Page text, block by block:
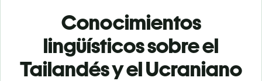
Conocimientos
lingüísticos sobre el
Tailandés y el Ucraniano